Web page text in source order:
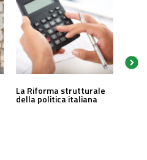
La Riforma strutturale
della politica italiana